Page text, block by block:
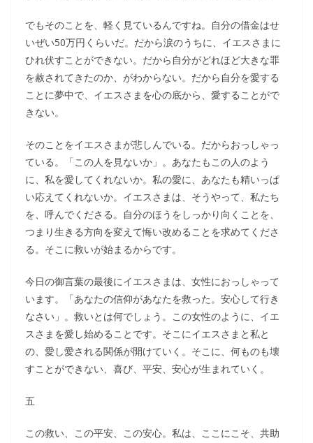
でもそのことを、軽く見ているんですね。自分の借金はせ
いぜい50万円くらいだ。だから涙のうちに、イエスさまに
ひれ伏すことができない。だから自分がどれほど大きな罪
を赦されてきたのか、がわからない。だから自分を愛する
ことに夢中で、イエスさまを心の底から、愛することがで
きない。
そのことをイエスさまが悲しんでいる。だからおっしゃっ
ている。「この人を見ないか」。あなたもこの人のよう
に、私を愛してくれないか。私の愛に、あなたも精いっぱ
い応えてくれないか。イエスさまは、そうやって、私たち
を、呼んでくださる。自分のほうをしっかり向くことを、
つまり生きる方向を変えて悔い改めることを求めてくださ
る。そこに救いが始まるからです。
今日の御言葉の最後にイエスさまは、女性におっしゃって
います。「あなたの信仰があなたを救った。安心して行き
なさい」。救いとは何でしょう。この女性のように、イエ
スさまを愛し始めることです。そこにイエスさまと私と
の、愛し愛される関係が開けていく。そこに、何ものも壊
すことができない、喜び、平安、安心が生まれていく。
五
この救い、この平安、この安心。私は、ここにこそ、共助